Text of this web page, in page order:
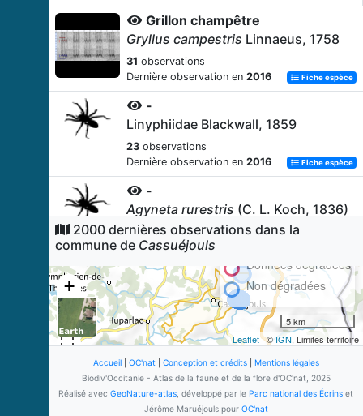
Grillon champêtre
Gryllus campestris Linnaeus, 1758
31 observations
Dernière observation en 2016 Fiche espèce
-
Linyphiidae Blackwall, 1859
23 observations
Dernière observation en 2016 Fiche espèce
-
Agyneta rurestris (C. L. Koch, 1836)
23observations
Dernière observation en
Criquet des pâtures
Pseudochorthippus parallelus
parallelus(Zetterstedt, 1821)
23
observations
Dernière observation en2016 Fiche espèce
-
Pachygnatha degeeriSundevall,
1830
2000 dernières observations dans la
commune de Cassuéjouls
+
Données dégradées
Non dégradées
5 km
Leaflet| ©IGN, Limites territoire
Accueil| OC'nat| Conception et crédits| Mentions légales
Biodiv'Occitanie - Atlas de la faune et de la flore d'OC'nat, 2025
Réalisé avec GeoNature-atlas , développé par le Parc national des Écrins et
Jérôme Maruéjouls pour OC'nat